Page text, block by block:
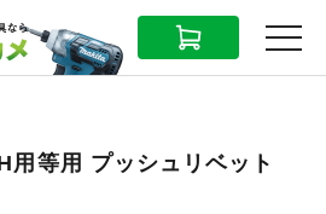
MENU
等用 プッシュリベット